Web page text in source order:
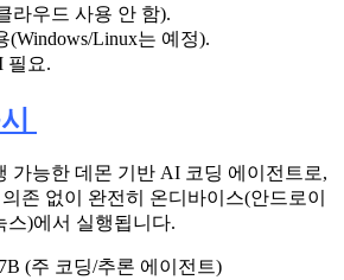
라우드 사용 안 함).
(Windows/Linux는 예정).
필요.
가능한 데몬 기반 AI 코딩 에이전트로,
존 없이 완전히 온디바이스(안드로이
스)에서 실행됩니다.
(주 코딩/추론 에이전트)